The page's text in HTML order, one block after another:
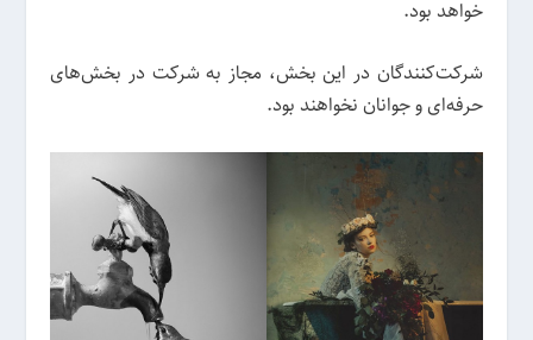
خواهد بود.
شرکت‌کنندگان در این بخش، مجاز به شرکت در بخش‌های
حرفه‌ای و جوانان نخواهند بود.